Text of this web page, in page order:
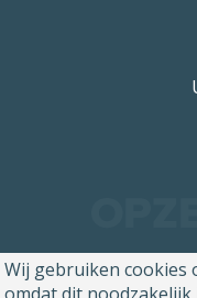
Wij gebruiken cookies